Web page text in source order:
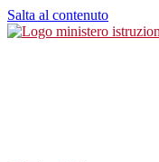
Salta al contenuto